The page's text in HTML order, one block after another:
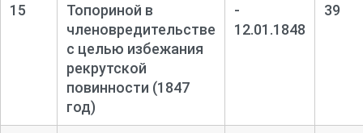
15
Топориной в
членовредительстве
с целью избежания
рекрутской
повинности (1847
год)
-
12.01.1848
39